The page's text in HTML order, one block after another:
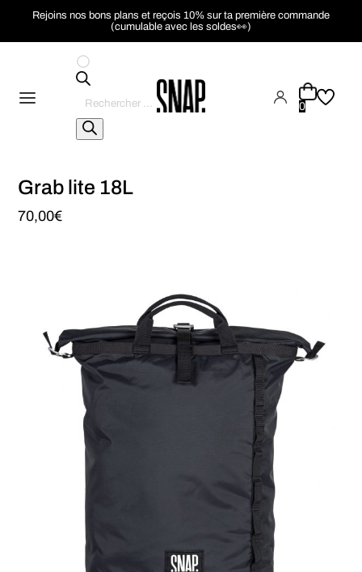
Rejoins nos bons plans et reçois 10% sur ta première commande
(cumulable avec les soldes👀)
de
produits
0
Grab lite 18L
70,00€